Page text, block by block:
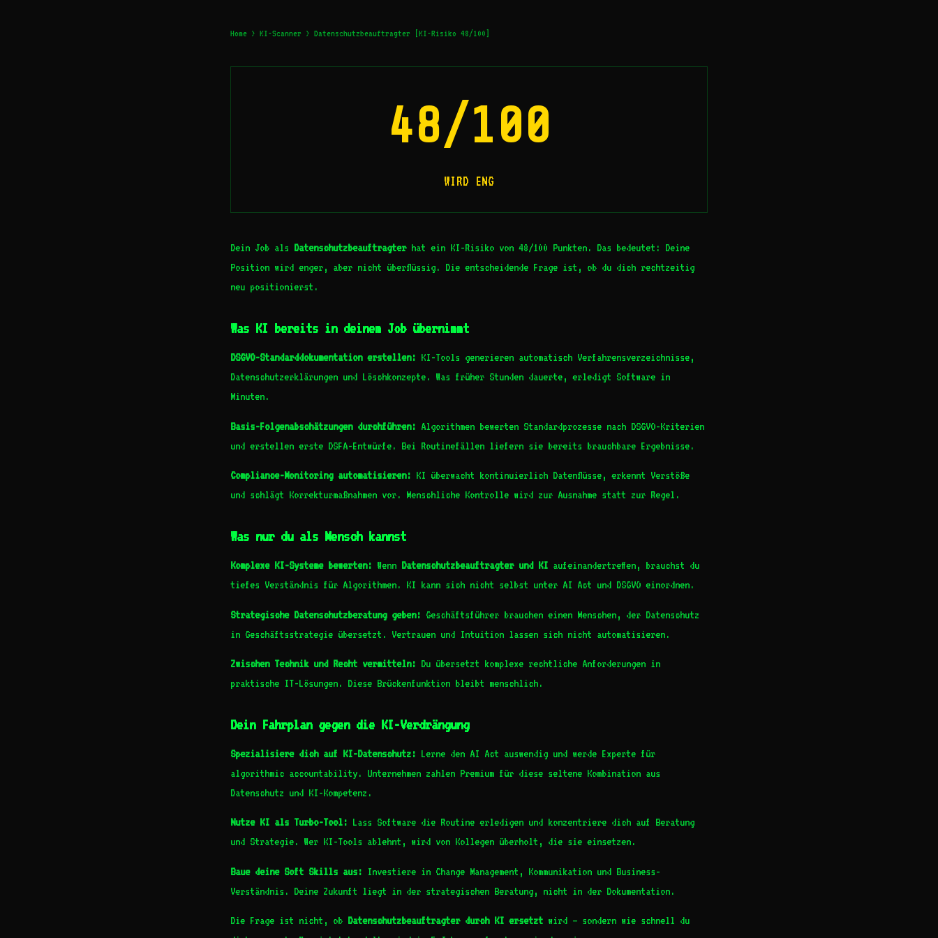
Home > KI-Scanner > Datenschutzbeauftragter [KI-Risiko 48/100]
48/100
WIRD ENG
Dein Job als Datenschutzbeauftragterhat ein KI-Risiko von 48/100 Punkten. Das bedeutet: Deine
Position wird enger, aber nicht überflüssig. Die entscheidende Frage ist, ob du dich rechtzeitig
neu positionierst.
Was KI bereits in deinem Job übernimmt
DSGVO-Standarddokumentation erstellen: KI-Tools generieren automatisch Verfahrensverzeichnisse,
Datenschutzerklärungen und Löschkonzepte. Was früher Stunden dauerte, erledigt Software in
Minuten.
Basis-Folgenabschätzungen durchführen: Algorithmen bewerten Standardprozesse nach DSGVO-Kriterien
und erstellen erste DSFA-Entwürfe. Bei Routinefällen liefern sie bereits brauchbare Ergebnisse.
Compliance-Monitoring automatisieren: KI überwacht kontinuierlich Datenflüsse, erkennt Verstöße
und schlägt Korrekturmaßnahmen vor. Menschliche Kontrolle wird zur Ausnahme statt zur Regel.
Was nur du als Mensch kannst
Komplexe KI-Systeme bewerten: Wenn Datenschutzbeauftragter und KI aufeinandertreffen, brauchst du
tiefes Verständnis für Algorithmen. KI kann sich nicht selbst unter AI Act und DSGVO einordnen.
Strategische Datenschutzberatung geben: Geschäftsführer brauchen einen Menschen, der Datenschutz
in Geschäftsstrategie übersetzt. Vertrauen und Intuition lassen sich nicht automatisieren.
Zwischen Technik und Recht vermitteln: Du übersetzt komplexe rechtliche Anforderungen in
praktische IT-Lösungen. Diese Brückenfunktion bleibt menschlich.
Dein Fahrplan gegen die KI-Verdrängung
Spezialisiere dich auf KI-Datenschutz: Lerne den AI Act auswendig und werde Experte für
algorithmic accountability. Unternehmen zahlen Premium für diese seltene Kombination aus
Datenschutz und KI-Kompetenz.
Nutze KI als Turbo-Tool: Lass Software die Routine erledigen und konzentriere dich auf Beratung
und Strategie. Wer KI-Tools ablehnt, wird von Kollegen überholt, die sie einsetzen.
Baue deine Soft Skills aus: Investiere in Change Management, Kommunikation und Business-
Verständnis. Deine Zukunft liegt in der strategischen Beratung, nicht in der Dokumentation.
Die Frage ist nicht, ob Datenschutzbeauftragter durch KI ersetzt wird – sondern wie schnell du